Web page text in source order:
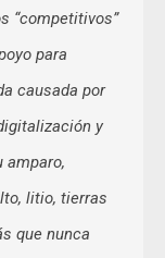
“competitivos”
para
causada por
y
amparo,
litio, tierras
que nunca